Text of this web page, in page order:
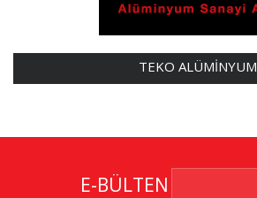
TEKO ALÜMİNYUM
E-BÜLTEN